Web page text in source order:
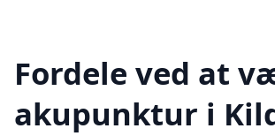
Fordele ved at
akupunktur i